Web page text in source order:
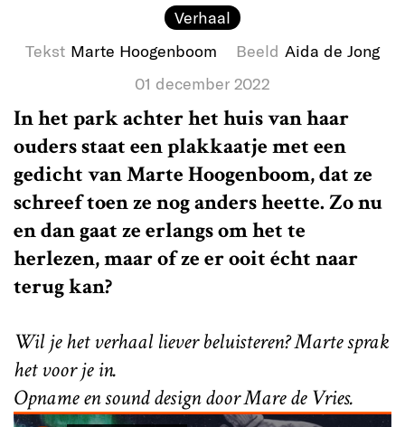
Verhaal
Tekst Marte Hoogenboom Beeld Aida de Jong
01 december 2022
In het park achter het huis van haar
ouders staat een plakkaatje met een
gedicht van Marte Hoogenboom, dat ze
schreef toen ze nog anders heette. Zo nu
en dan gaat ze erlangs om het te
herlezen, maar of ze er ooit écht naar
terug kan?
Wil je het verhaal liever beluisteren? Marte sprak
het voor je in.
Opname en sound design door Mare de Vries.